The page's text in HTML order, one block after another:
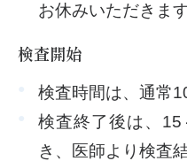
お休みいただきます
検査開始
検査時間は、通常
検査終了後は、
き、医師より検査